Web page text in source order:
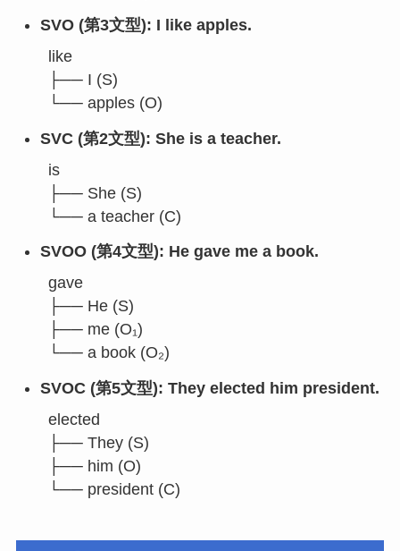
SVO (第3文型): I like apples.
like
├── I (S)
└── apples (O)
SVC (第2文型): She is a teacher.
is
├── She (S)
└── a teacher (C)
SVOO (第4文型): He gave me a book.
gave
├── He (S)
├── me (O₁)
└── a book (O₂)
SVOC (第5文型): They elected him president.
elected
├── They (S)
├── him (O)
└── president (C)